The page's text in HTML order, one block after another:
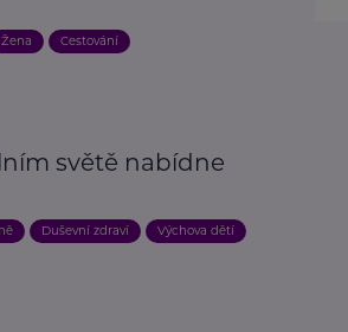
Žena Cestování
světě nabídne
Duševní zdraví Výchova dětí